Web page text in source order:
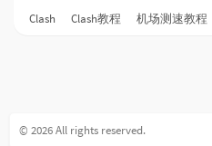
Clash
Clash教程 机场测速教程
© 2026 All rights reserved.